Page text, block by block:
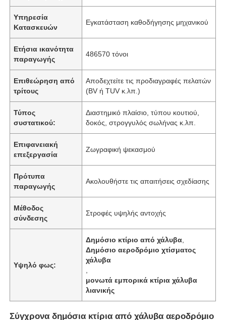
Βίντεο
Υπηρεσία
Κατασκευών
Εγκατάσταση καθοδήγησης μηχανικού
Ετήσια ικανότητα
παραγωγής
486570 τόνοι
Επιθεώρηση από
τρίτους
Αποδεχτείτε τις προδιαγραφές πελατών
(BV ή TUV κ.λπ.)
Τύπος
συστατικού:
Διαστημικό πλαίσιο, τύπου κουτιού,
δοκός, στρογγυλός σωλήνας κ.λπ.
Επιφανειακή
επεξεργασία
Ζωγραφική ψεκασμού
Πρότυπα
παραγωγής
Ακολουθήστε τις απαιτήσεις σχεδίασης
Μέθοδος
σύνδεσης
Στροφές υψηλής αντοχής
Υψηλό φως:
Δημόσιο κτίριο από χάλυβα
Δημόσιο αεροδρόμιο χτίσματος
χάλυβα
μονωτά εμπορικά κτίρια χάλυβα
λιανικής
Σύγχρονα δημόσια κτίρια από χάλυβα αεροδρόμιο